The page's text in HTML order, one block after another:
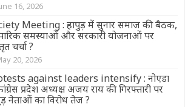
16, 2026
Meeting : हापुड़ में सुनार समाज की बैठक,
समस्याओं और सरकारी योजनाओं पर
चर्चा ?
20, 2026
against leaders intensify : नोएडा
प्रदेश अध्यक्ष अजय राय की गिरफ्तारी पर
नेताओं का विरोध तेज ?